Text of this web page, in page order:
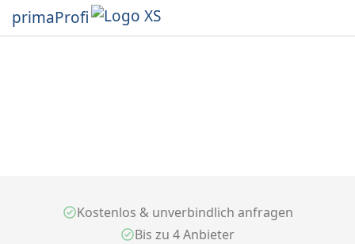
primaProfi
Kostenlos & unverbindlich anfragen
Bis zu 4 Anbieter